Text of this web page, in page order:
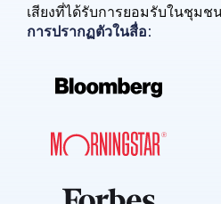
เสียงที่ได้รับการยอมรับในชุมช
การปรากฏตัวในสื่อ: